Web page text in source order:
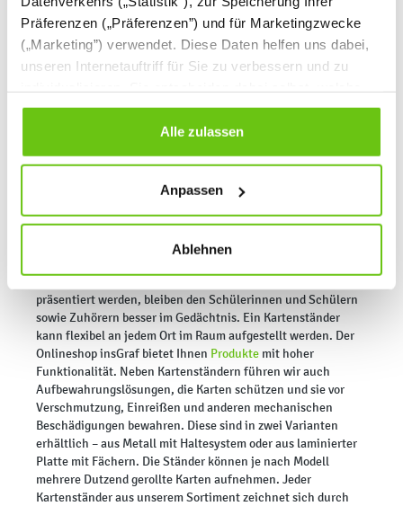
Präferenzen („Präferenzen”) und für Marketingzwecke
(„Marketing”) verwendet. Diese Daten helfen uns dabei,
unseren Internetauftriff für Sie zu verbessern und zu
Cookies Sie erlauben. Verweigern Sie Ihre Zustimmung,
wählen Sie „Alle ablehnen” – in diesem Fall werden nur
Daten verarbeitet, die für den Besuch unserer Website
jederzeit ändern, indem Sie auf die Schaltfläche unten
links klicken. Weitere Informationen zur Datennutzung
Alle zulassen
Anpassen
Ablehnen
Schulische Kartenständer und
Ein schulischer Kartenständer oder eine Aufhängung für
Klassenräume und Hörsäle – nicht nur für Geografie und
Sie ermöglichen es, den Unterricht abwechslungsreicher zu
gestalten und Inhalte anschaulicher zu vermitteln.
präsentiert werden, bleiben den Schülerinnen und Schülern
sowie Zuhörern besser im Gedächtnis. Ein Kartenständer
kann flexibel an jedem Ort im Raum aufgestellt werden. Der
Onlineshop insGraf bietet Ihnen Produkte mit hoher
Funktionalität. Neben Kartenständern führen wir auch
Aufbewahrungslösungen, die Karten schützen und sie vor
Verschmutzung, Einreißen und anderen mechanischen
Beschädigungen bewahren. Diese sind in zwei Varianten
erhältlich – aus Metall mit Haltesystem oder aus laminierter
Platte mit Fächern. Die Ständer können je nach Modell
mehrere Dutzend gerollte Karten aufnehmen. Jeder
Kartenständer aus unserem Sortiment zeichnet sich durch